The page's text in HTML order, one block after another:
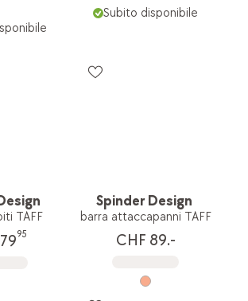
Subito disponibile
TAFF
95
Spinder Design
barra attaccapanni TAFF
CHF 89.-